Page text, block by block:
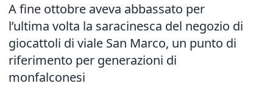
A fine ottobre aveva abbassato per
l’ultima volta la saracinesca del negozio di
giocattoli di viale San Marco, un punto di
riferimento per generazioni di
monfalconesi